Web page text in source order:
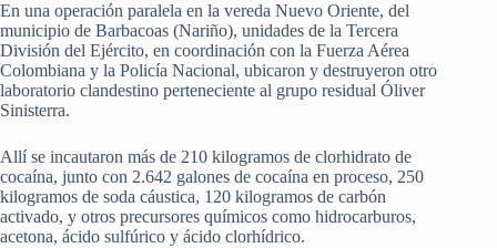
En una operación paralela en la vereda Nuevo Oriente, del
municipio de Barbacoas (Nariño), unidades de la Tercera
División del Ejército, en coordinación con la Fuerza Aérea
Colombiana y la Policía Nacional, ubicaron y destruyeron otro
laboratorio clandestino perteneciente al grupo residual Óliver
Sinisterra.
Allí se incautaron más de 210 kilogramos de clorhidrato de
cocaína, junto con 2.642 galones de cocaína en proceso, 250
kilogramos de soda cáustica, 120 kilogramos de carbón
activado, y otros precursores químicos como hidrocarburos,
acetona, ácido sulfúrico y ácido clorhídrico.